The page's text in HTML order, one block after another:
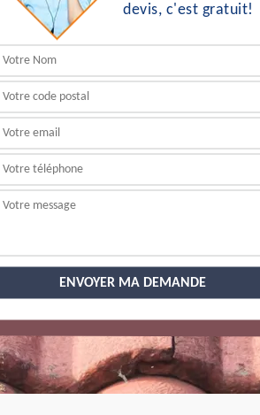
devis, c'est gratuit!